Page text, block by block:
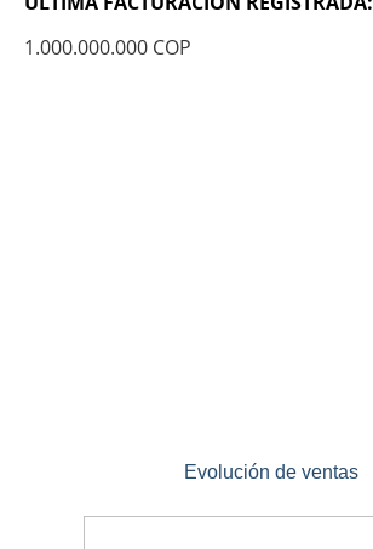
1.000.000.000 COP
Evolución de ventas